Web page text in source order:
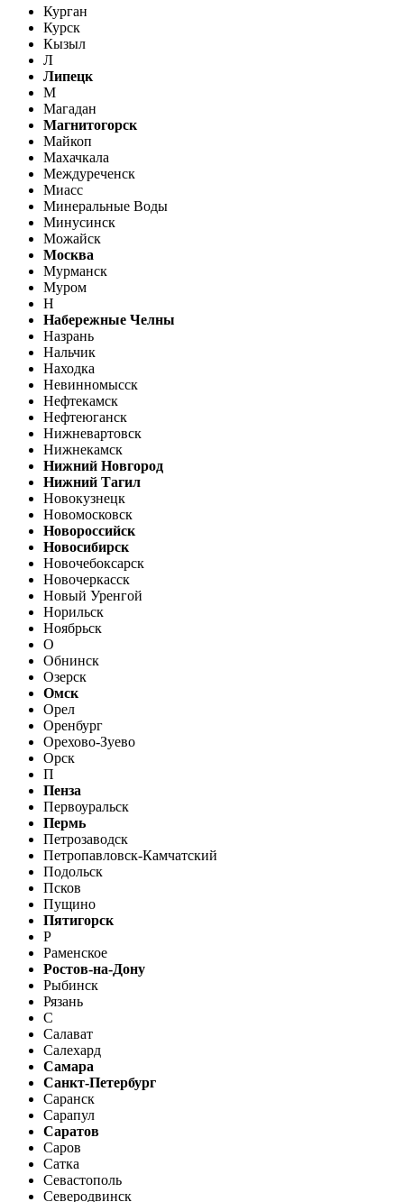
Курган
Курск
Кызыл
Л
Липецк
М
Магадан
Магнитогорск
Майкоп
Махачкала
Междуреченск
Миасс
Минеральные Воды
Минусинск
Можайск
Москва
Мурманск
Муром
Н
Набережные Челны
Назрань
Нальчик
Находка
Невинномысск
Нефтекамск
Нефтеюганск
Нижневартовск
Нижнекамск
Нижний Новгород
Нижний Тагил
Новокузнецк
Новомосковск
Новороссийск
Новосибирск
Новочебоксарск
Новочеркасск
Новый Уренгой
Норильск
Ноябрьск
О
Обнинск
Озерск
Омск
Орел
Оренбург
Орехово-Зуево
Орск
П
Пенза
Первоуральск
Пермь
Петрозаводск
Петропавловск-Камчатский
Подольск
Псков
Пущино
Пятигорск
Р
Раменское
Ростов-на-Дону
Рыбинск
Рязань
С
Салават
Салехард
Самара
Санкт-Петербург
Саранск
Сарапул
Саратов
Саров
Сатка
Севастополь
Северодвинск